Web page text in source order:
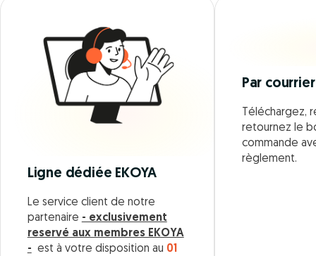
Ligne dédiée EKOYA
Le service client de notre
partenaire - exclusivement
reservé aux membres EKOYA
- est à votre disposition au 01
Par courrier
Téléchargez,
retournez le
commande
règlement.